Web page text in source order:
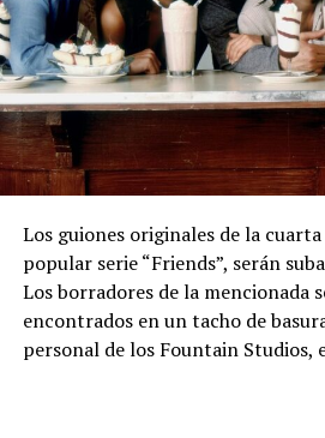
Los guiones originales de la
popular serie “Friends”, serán
Los borradores de la mencionada
encontrados en un tacho de
personal de los Fountain Studios,